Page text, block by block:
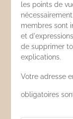
les points de
membres sont
et
de supprimer
explications.
Votre adresse
obligatoires